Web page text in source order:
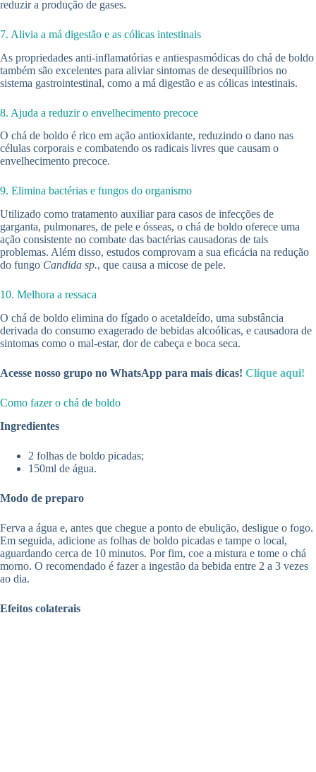
reduzir a produção de gases.
7. Alivia a má digestão e as cólicas intestinais
As propriedades anti-inflamatórias e antiespasmódicas do chá de boldo
também são excelentes para aliviar sintomas de desequilíbrios no
sistema gastrointestinal, como a má digestão e as cólicas intestinais.
8. Ajuda a reduzir o envelhecimento precoce
O chá de boldo é rico em ação antioxidante, reduzindo o dano nas
células corporais e combatendo os radicais livres que causam o
envelhecimento precoce.
9. Elimina bactérias e fungos do organismo
Utilizado como tratamento auxiliar para casos de infecções de
garganta, pulmonares, de pele e ósseas, o chá de boldo oferece uma
ação consistente no combate das bactérias causadoras de tais
problemas. Além disso, estudos comprovam a sua eficácia na redução
do fungo Candida sp., que causa a micose de pele.
10. Melhora a ressaca
O chá de boldo elimina do fígado o acetaldeído, uma substância
derivada do consumo exagerado de bebidas alcoólicas, e causadora de
sintomas como o mal-estar, dor de cabeça e boca seca.
Acesse nosso grupo no WhatsApp para mais dicas! Clique aqui!
Como fazer o chá de boldo
Ingredientes
2 folhas de boldo picadas;
150ml de água.
Modo de preparo
Ferva a água e, antes que chegue a ponto de ebulição, desligue o fogo.
Em seguida, adicione as folhas de boldo picadas e tampe o local,
aguardando cerca de 10 minutos. Por fim, coe a mistura e tome o chá
morno. O recomendado é fazer a ingestão da bebida entre 2 a 3 vezes
ao dia.
Efeitos colaterais